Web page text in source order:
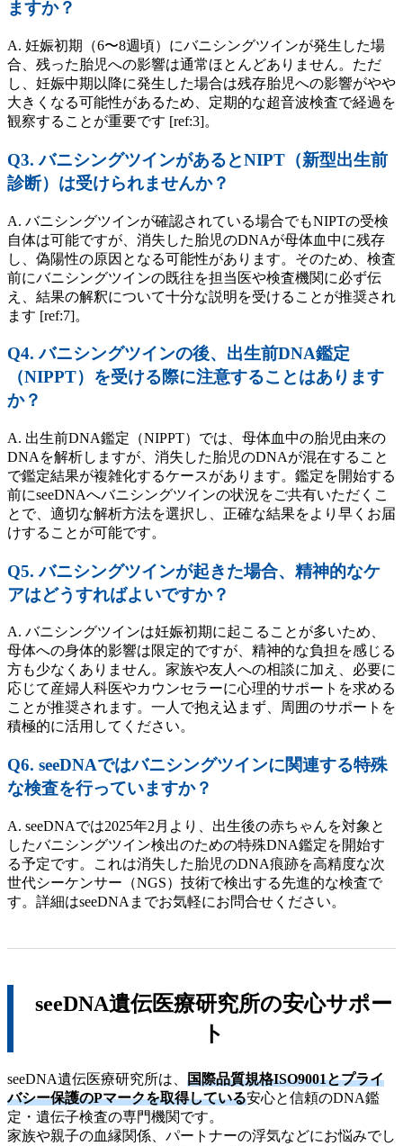
ますか？
A. 妊娠初期（6〜8週頃）にバニシングツインが発生した場
合、残った胎児への影響は通常ほとんどありません。ただ
し、妊娠中期以降に発生した場合は残存胎児への影響がやや
大きくなる可能性があるため、定期的な超音波検査で経過を
観察することが重要です [ref:3]。
Q3. バニシングツインがあるとNIPT（新型出生前
診断）は受けられませんか？
A. バニシングツインが確認されている場合でもNIPTの受検
自体は可能ですが、消失した胎児のDNAが母体血中に残存
し、偽陽性の原因となる可能性があります。そのため、検査
前にバニシングツインの既往を担当医や検査機関に必ず伝
え、結果の解釈について十分な説明を受けることが推奨され
ます [ref:7]。
Q4. バニシングツインの後、出生前DNA鑑定
（NIPPT）を受ける際に注意することはあります
か？
A. 出生前DNA鑑定（NIPPT）では、母体血中の胎児由来の
DNAを解析しますが、消失した胎児のDNAが混在すること
で鑑定結果が複雑化するケースがあります。鑑定を開始する
前にseeDNAへバニシングツインの状況をご共有いただくこ
とで、適切な解析方法を選択し、正確な結果をより早くお届
けすることが可能です。
Q5. バニシングツインが起きた場合、精神的なケ
アはどうすればよいですか？
A. バニシングツインは妊娠初期に起こることが多いため、
母体への身体的影響は限定的ですが、精神的な負担を感じる
方も少なくありません。家族や友人への相談に加え、必要に
応じて産婦人科医やカウンセラーに心理的サポートを求める
ことが推奨されます。一人で抱え込まず、周囲のサポートを
積極的に活用してください。
Q6. seeDNAではバニシングツインに関連する特殊
な検査を行っていますか？
A. seeDNAでは2025年2月より、出生後の赤ちゃんを対象と
したバニシングツイン検出のための特殊DNA鑑定を開始す
る予定です。これは消失した胎児のDNA痕跡を高精度な次
世代シーケンサー（NGS）技術で検出する先進的な検査で
す。詳細はseeDNAまでお気軽にお問合せください。
seeDNA遺伝医療研究所の安心サポー
ト
seeDNA遺伝医療研究所は、 国際品質規格ISO9001とプライ
バシー保護のPマークを取得している安心と信頼のDNA鑑
定・遺伝子検査の専門機関です。
家族や親子の血縁関係、パートナーの浮気などにお悩みでし